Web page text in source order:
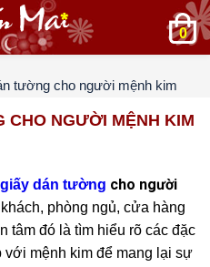
0
tường cho người mệnh kim
CHO NGƯỜI MỆNH KIM
giấy dán tường cho người
phòng ngủ, cửa hàng
tâm đó là tìm hiểu rõ các đặc
mệnh kim để mang lại sự